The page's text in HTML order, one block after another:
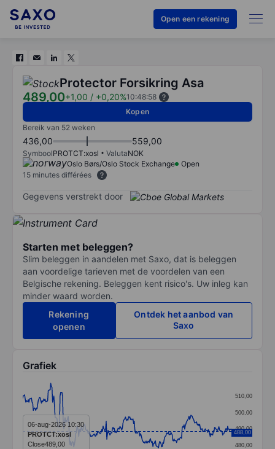
Open een rekening
Protector Forsikring Asa
489,00+1,00 / +0,20%10:48:58
Kopen
Bereik van 52 weken
436,00 559,00
SymboolPROTCT:xosl ValutaNOK
Oslo Børs/Oslo Stock Exchange
Open
15 minutes différées
Gegevens verstrekt door
Starten met beleggen?
Slim beleggen in aandelen met Saxo, dat is beleggen
aan voordelige tarieven met de voordelen van een
Belgische rekening. Beleggen kent risico's. Uw inleg kan
minder waard worden.
Rekening
openen
Ontdek het aanbod van
Saxo
Grafiek
Line chart with 337 data points.
The chart has 1 X axis displaying categories.
The chart has 1 Y axis displaying values. Data ranges
480,00
490,00
500,00
510,00
488,00
06-aug-2026 10:30
PROTCT:xosl
Close489,00